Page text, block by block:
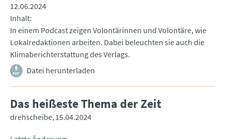
12.06.2024
Inhalt
In einem Podcast zeigen Volontärinnen und Volontäre, wie
Lokalredaktionen arbeiten. Dabei beleuchten sie auch die
Klimaberichterstattung des Verlags.
Datei herunterladen
Das heißeste Thema der Zeit
drehscheibe 15.04.2024